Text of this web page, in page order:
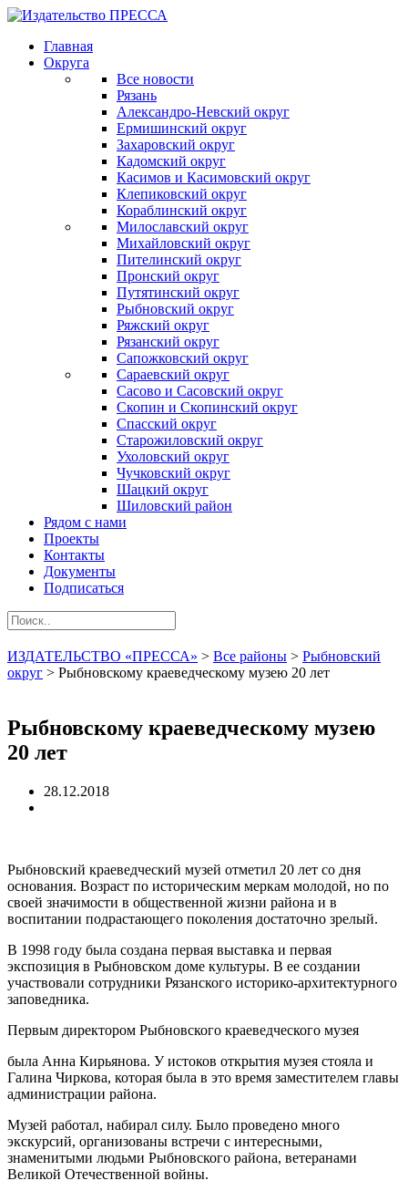
Главная
Округа
Все новости
Рязань
Александро-Невский округ
Ермишинский округ
Захаровский округ
Кадомский округ
Касимов и Касимовский округ
Клепиковский округ
Кораблинский округ
Милославский округ
Михайловский округ
Пителинский округ
Пронский округ
Путятинский округ
Рыбновский округ
Ряжский округ
Рязанский округ
Сапожковский округ
Сараевский округ
Сасово и Сасовский округ
Скопин и Скопинский округ
Спасский округ
Старожиловский округ
Ухоловский округ
Чучковский округ
Шацкий округ
Шиловский район
Рядом с нами
Проекты
Контакты
Документы
Подписаться
ИЗДАТЕЛЬСТВО «ПРЕССА» > Все районы > Рыбновский
округ > Рыбновскому краеведческому музею 20 лет
Рыбновскому краеведческому музею
20 лет
28.12.2018
Рыбновский краеведческий музей отметил 20 лет со дня
основания. Возраст по историческим меркам молодой, но по
своей значимости в общественной жизни района и в
воспитании подрастающего поколения достаточно зрелый.
В 1998 году была создана первая выставка и первая
экспозиция в Рыбновском доме культуры. В ее создании
участвовали сотрудники Рязанского историко-архитектурного
заповедника.
Первым директором Рыбновского краеведческого музея
была Анна Кирьянова. У истоков открытия музея стояла и
Галина Чиркова, которая была в это время заместителем главы
администрации района.
Музей работал, набирал силу. Было проведено много
экскурсий, организованы встречи с интересными,
знаменитыми людьми Рыбновского района, ветеранами
Великой Отечественной войны.